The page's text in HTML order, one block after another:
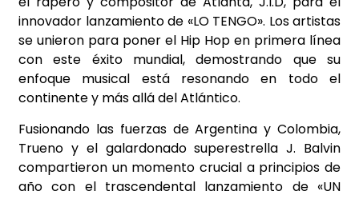
innovador lanzamiento de «LO TENGO». Los artistas
se unieron para poner el Hip Hop en primera línea
con este éxito mundial, demostrando que su
enfoque musical está resonando en todo el
continente y más allá del Atlántico.
Fusionando las fuerzas de Argentina y Colombia,
Trueno y el galardonado superestrella J. Balvin
compartieron un momento crucial a principios de
año con el trascendental lanzamiento de «UN